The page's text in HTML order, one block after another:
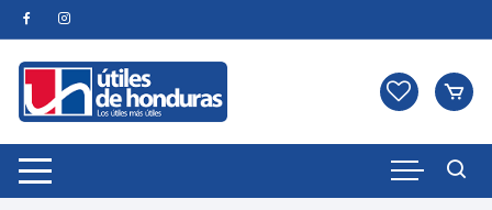
Skip
to
content